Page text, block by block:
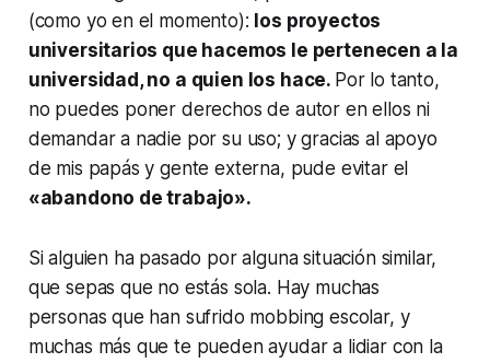
(como yo en el momento): los proyectos
universitarios que hacemos le pertenecen a la
universidad, no a quien los hace. Por lo tanto,
no puedes poner derechos de autor en ellos ni
demandar a nadie por su uso; y gracias al apoyo
de mis papás y gente externa, pude evitar el
«abandono de trabajo».
Si alguien ha pasado por alguna situación similar,
que sepas que no estás sola. Hay muchas
personas que han sufrido mobbing escolar, y
muchas más que te pueden ayudar a lidiar con la